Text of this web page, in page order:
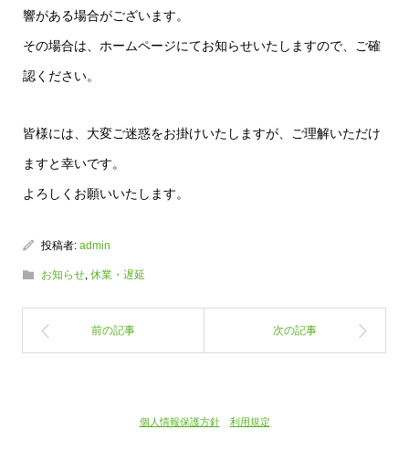
響がある場合がございます。
その場合は、ホームページにてお知らせいたしますので、ご確
認ください。
皆様には、大変ご迷惑をお掛けいたしますが、ご理解いただけ
ますと幸いです。
よろしくお願いいたします。
投稿者: admin
お知らせ, 休業・遅延
個人情報保護方針 利用規定